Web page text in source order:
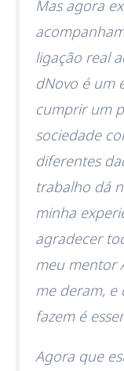
Mas agora
ligação real
dNovo é um
cumprir um
sociedade
diferentes
trabalho dá
minha
agradecer
meu mentor
me deram,
fazem é
Agora que